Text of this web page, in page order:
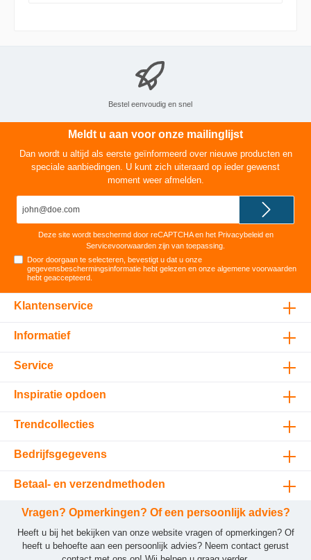
Bestel eenvoudig en snel
Meldt u aan voor onze mailinglijst
Dan wordt u altijd als eerste geïnformeerd over nieuwe producten en
speciale aanbiedingen. U kunt zich uiteraard op ieder gewenst
moment weer afmelden.
Deze site wordt beschermd door reCAPTCHA en het Privacybeleiden
Servicevoorwaarden zijn van toepassing.
Door doorgaan te selecteren, bevestigt u dat u onze
gegevensbeschermingsinformatie hebt gelezen en onzealgemene voorwaarden
hebt geaccepteerd
Klantenservice
Informatief
Service
Inspiratie opdoen
Trendcollecties
Bedrijfsgegevens
Betaal- en verzendmethoden
Vragen? Opmerkingen? Of een persoonlijk advies?
Heeft u bij het bekijken van onze website vragen of opmerkingen? Of
heeft u behoefte aan een persoonlijk advies? Neem contact gerust